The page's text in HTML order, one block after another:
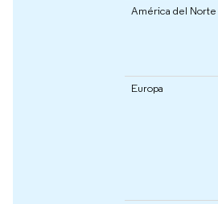
América del Norte
Europa